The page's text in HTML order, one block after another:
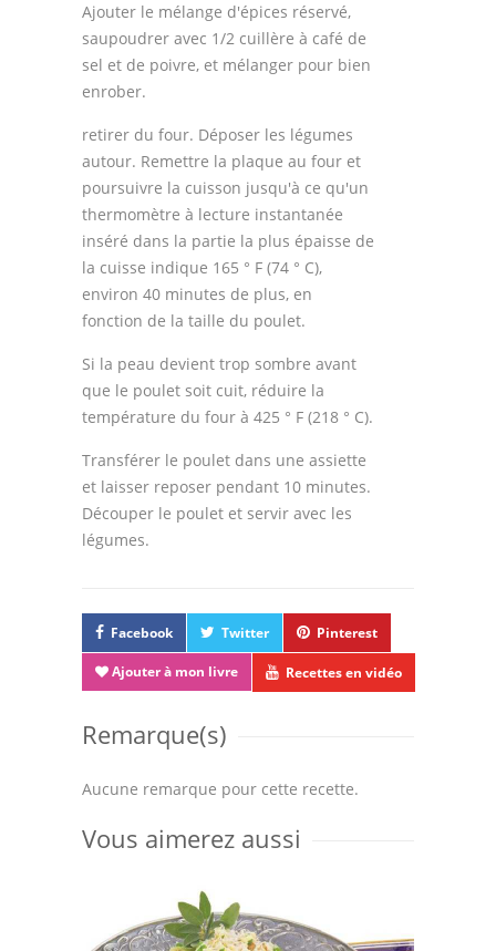
Ajouter le mélange d'épices réservé,
saupoudrer avec 1/2 cuillère à café de
sel et de poivre, et mélanger pour bien
enrober.
retirer du four. Déposer les légumes
autour. Remettre la plaque au four et
poursuivre la cuisson jusqu'à ce qu'un
thermomètre à lecture instantanée
inséré dans la partie la plus épaisse de
la cuisse indique 165 ° F (74 ° C),
environ 40 minutes de plus, en
fonction de la taille du poulet.
Si la peau devient trop sombre avant
que le poulet soit cuit, réduire la
température du four à 425 ° F (218 ° C).
Transférer le poulet dans une assiette
et laisser reposer pendant 10 minutes.
Découper le poulet et servir avec les
légumes.
Facebook Twitter Pinterest
Ajouter à mon livre Recettes en vidéo
Remarque(s)
Aucune remarque pour cette recette.
Vous aimerez aussi